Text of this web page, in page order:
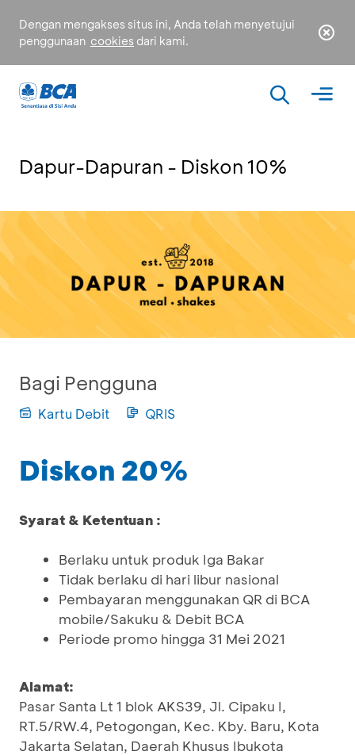
Dengan mengakses situs ini, Anda telah menyetujui
penggunaan cookies dari kami.
Dapur-Dapuran - Diskon 10%
Bagi Pengguna
Kartu Debit QRIS
Diskon 20%
Syarat & Ketentuan :
Berlaku untuk produk Iga Bakar
Tidak berlaku di hari libur nasional
Pembayaran menggunakan QR di BCA
mobile/Sakuku & Debit BCA
Periode promo hingga 31 Mei 2021
Alamat:
Pasar Santa Lt 1 blok AKS39, Jl. Cipaku I,
RT.5/RW.4, Petogongan, Kec. Kby. Baru, Kota
Jakarta Selatan, Daerah Khusus Ibukota